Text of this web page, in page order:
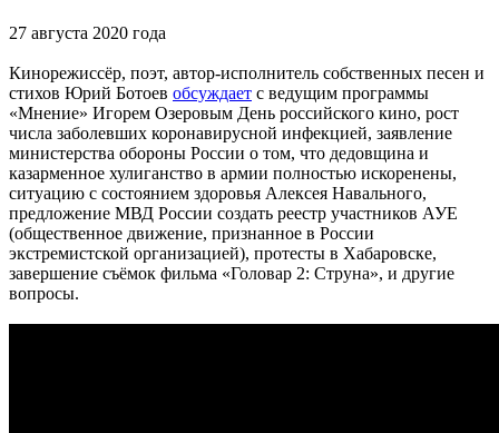
27 августа 2020 года
Кинорежиссёр, поэт, автор-исполнитель собственных песен и
стихов Юрий Ботоев обсуждает с ведущим программы
«Мнение» Игорем Озеровым День российского кино, рост
числа заболевших коронавирусной инфекцией, заявление
министерства обороны России о том, что дедовщина и
казарменное хулиганство в армии полностью искоренены,
ситуацию с состоянием здоровья Алексея Навального,
предложение МВД России создать реестр участников АУЕ
(общественное движение, признанное в России
экстремистской организацией), протесты в Хабаровске,
завершение съёмок фильма «Головар 2: Струна», и другие
вопросы.